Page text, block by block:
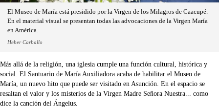
El Museo de María está presidido por la Virgen de los Milagros de Caacupé.
En el material visual se presentan todas las advocaciones de la Virgen María
en América.
Heber Carballo
Más allá de la religión, una iglesia cumple una función cultural, histórica y
social. El Santuario de María Auxiliadora acaba de habilitar el Museo de
María, un nuevo hito que puede ser visitado en Asunción. En el espacio se
resaltan el valor y los misterios de la Virgen Madre Señora Nuestra... como
dice la canción del Ángelus.